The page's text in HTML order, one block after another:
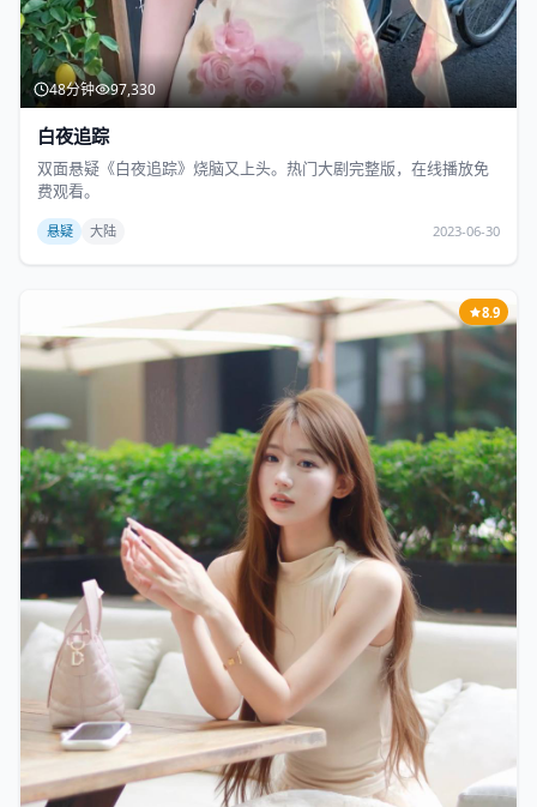
48分钟 97,330
白夜追踪
双面悬疑《白夜追踪》烧脑又上头。热门大剧完整版，在线播放免
费观看。
悬疑 大陆 2023-06-30
8.9